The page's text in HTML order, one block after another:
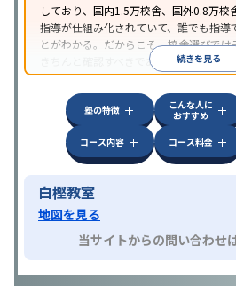
しており、国内1.5万校舎、国外0.8万校
指導が仕組み化されていて、誰でも指導
とがわかる。だからこそ、校舎選びで
きちんと確認すべきである。近所に2校
方見学してみることをオススメする。
続きを見る
塾の特徴
こんな人に
おすすめ
コース内容
コース料金
白樫教室
地図を見る
当サイトからの問い合わせ